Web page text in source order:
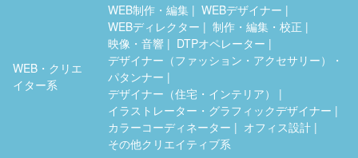
WEB・クリエ
イター系
WEB制作・編集
WEBデザイナー
WEBディレクター
制作・編集・校正
映像・音響
DTPオペレーター
デザイナー（ファッション・アクセサリー）・
パタンナー
デザイナー（住宅・インテリア）
イラストレーター・グラフィックデザイナー
カラーコーディネーター
オフィス設計
その他クリエイティブ系